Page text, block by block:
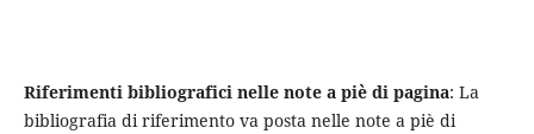
Riferimenti bibliografici nelle note a piè di pagina: La
bibliografia di riferimento va posta nelle note a piè di